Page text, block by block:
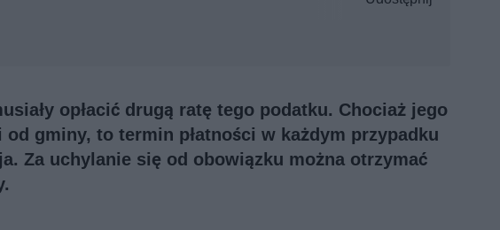
opłacić drugą ratę tego podatku. Chociaż jego
gminy, to termin płatności w każdym przypadku
Za uchylanie się od obowiązku można otrzymać